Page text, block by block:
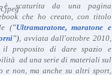
è scaturita da una pagina
che ho creato, con titolo
("Ultramaratone, maratone e
"), avviata dall'ottobre 2010,
il proposito di dare spazio e
ad una serie di materiali sul
e non, ma anche su altri sport,